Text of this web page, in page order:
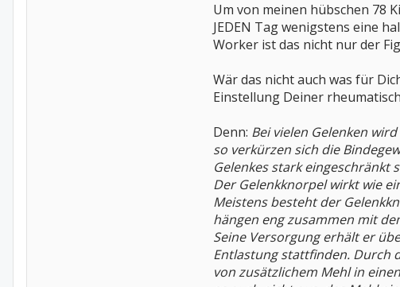
Um von meinen hübschen 78
JEDEN Tag wenigstens eine
Worker ist das nicht nur der
Wär das nicht auch was für
Einstellung Deiner
Denn: Bei vielen Gelenken
so verkürzen sich die
Gelenkes stark eingeschränkt
Der Gelenkknorpel wirkt wie
Meistens besteht der
hängen eng zusammen mit
Seine Versorgung erhält er
Entlastung stattfinden. Durch
von zusätzlichem Mehl in